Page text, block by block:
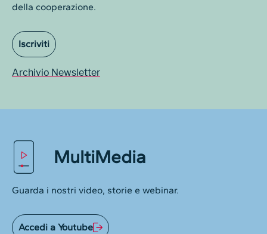
della cooperazione.
Iscriviti
Archivio Newsletter
MultiMedia
Guarda i nostri video, storie e webinar.
Accedi a Youtube